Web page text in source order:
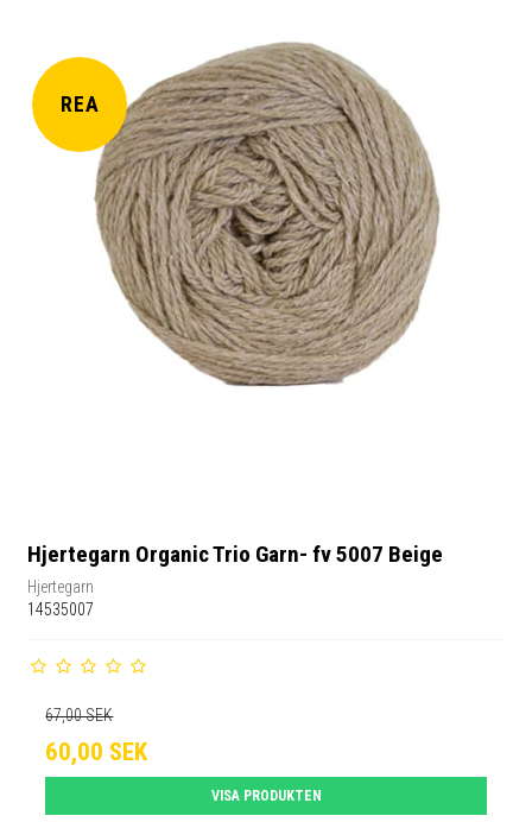
REA
Hjertegarn Organic Trio Garn- fv 5007 Beige
Hjertegarn
14535007
67,00 SEK
60,00 SEK
VISA PRODUKTEN